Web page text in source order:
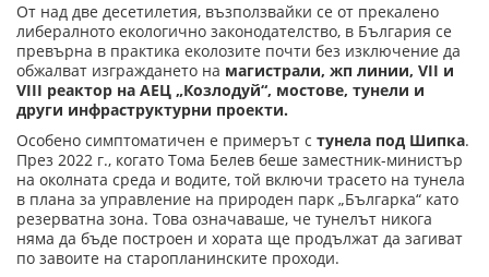
От над две десетилетия, възползвайки се от прекалено
либералното екологично законодателство, в България се
превърна в практика еколозите почти без изключение да
обжалват изграждането на магистрали, жп линии, VII и
VIII реактор на АЕЦ „Козлодуй“, мостове, тунели и
други инфраструктурни проекти.
Особено симптоматичен е примерът с тунела под Шипка.
През 2022 г., когато Тома Белев беше заместник-министър
на околната среда и водите, той включи трасето на тунела
в плана за управление на природен парк „Българка“ като
резерватна зона. Това означаваше, че тунелът никога
няма да бъде построен и хората ще продължат да загиват
по завоите на старопланинските проходи.